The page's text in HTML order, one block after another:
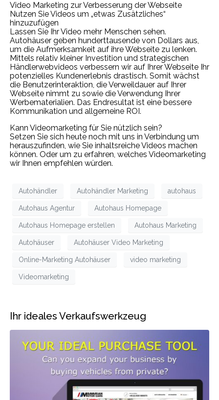
Video Marketing zur Verbesserung der Webseite
Nutzen Sie Videos um „etwas Zusätzliches“
hinzuzufügen
Lassen Sie Ihr Video mehr Menschen sehen.
Autohäuser geben hunderttausende von Dollars aus,
um die Aufmerksamkeit auf ihre Webseite zu lenken.
Mittels relativ kleiner Investition und strategischen
Händlerwebvideos verbessern wir auf Ihrer Webseite Ihr
potenzielles Kundenerlebnis drastisch. Somit wächst
die Benutzerinteraktion, die Verweildauer auf Ihrer
Webseite nimmt zu sowie die Verwendung Ihrer
Werbematerialien. Das Endresultat ist eine bessere
Kommunikation und allgemeine ROI.
Kann Videomarketing für Sie nützlich sein?
Setzen Sie sich heute noch mit uns in Verbindung um
herauszufinden, wie Sie inhaltsreiche Videos machen
können. Oder um zu erfahren, welches Videomarketing
wir Ihnen empfehlen würden.
Autohändler Autohändler Marketing autohaus
Autohaus Agentur Autohaus Homepage
Autohaus Homepage erstellen Autohaus Marketing
Autohäuser Autohäuser Video Marketing
Online-Marketing Autohäuser video marketing
Videomarketing
Ihr ideales Verkaufswerkzeug